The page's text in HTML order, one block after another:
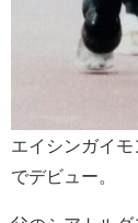
エイシンガイ
でデビュー。